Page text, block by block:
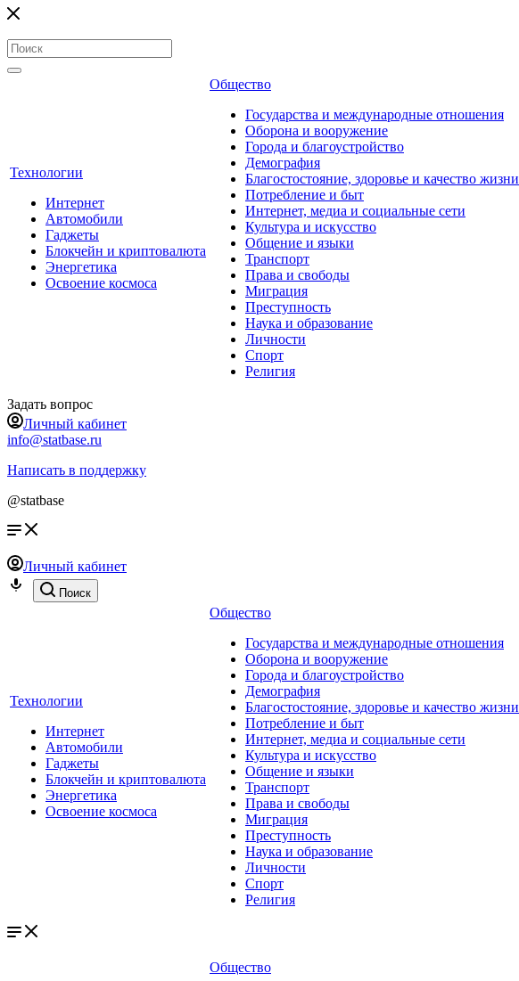
Технологии
Интернет
Автомобили
Гаджеты
Блокчейн и криптовалюта
Энергетика
Освоение космоса
Общество
Государства и международные отношения
Оборона и вооружение
Города и благоустройство
Демография
Благостостояние, здоровье и качество жизни
Потребление и быт
Интернет, медиа и социальные сети
Культура и искусство
Общение и языки
Транспорт
Права и свободы
Миграция
Преступность
Наука и образование
Личности
Спорт
Религия
Задать вопрос
Личный кабинет
info@statbase.ru
Написать в поддержку
@statbase
Личный кабинет
Поиск
Технологии
Интернет
Автомобили
Гаджеты
Блокчейн и криптовалюта
Энергетика
Освоение космоса
Общество
Государства и международные отношения
Оборона и вооружение
Города и благоустройство
Демография
Благостостояние, здоровье и качество жизни
Потребление и быт
Интернет, медиа и социальные сети
Культура и искусство
Общение и языки
Транспорт
Права и свободы
Миграция
Преступность
Наука и образование
Личности
Спорт
Религия
Общество